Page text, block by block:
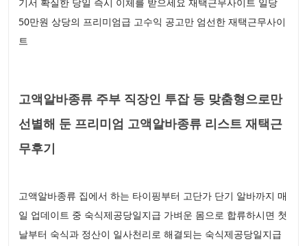
기서 확실한 당일 즉시 이체를 받으세요 재택근무사이트 일당
50만원 상당의 프리미엄급 고수익 공고만 엄선한 재택근무사이
트
고액알바종류 주부 직장인 투잡 등 맞춤형으로만
선별해 둔 프리미엄 고액알바종류 리스트 재택근
무후기
고액알바종류 집에서 하는 타이핑부터 고단가 단기 알바까지 매
일 업데이트 중 숙식제공당일지급 가벼운 몸으로 합류하시면 첫
날부터 숙식과 정산이 일사천리로 해결되는 숙식제공당일지급